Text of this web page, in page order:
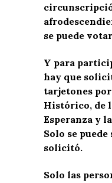
se puede
Y para
hay que
tarjetones
Histórico, de
Esperanza y
Solo se
solicitó.
Solo las